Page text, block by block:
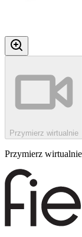
Przymierz wirtualnie
Przymierz wirtualnie